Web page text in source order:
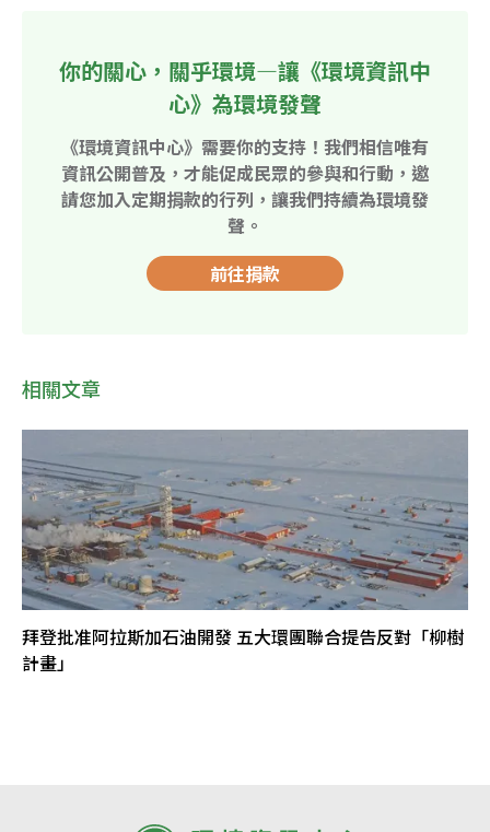
你的關心，關乎環境—讓《環境資訊中
心》為環境發聲
《環境資訊中心》需要你的支持！我們相信唯有
資訊公開普及，才能促成民眾的參與和行動，邀
請您加入定期捐款的行列，讓我們持續為環境發
聲。
前往捐款
相關文章
拜登批准阿拉斯加石油開發 五大環團聯合提告反對「柳樹
計畫」